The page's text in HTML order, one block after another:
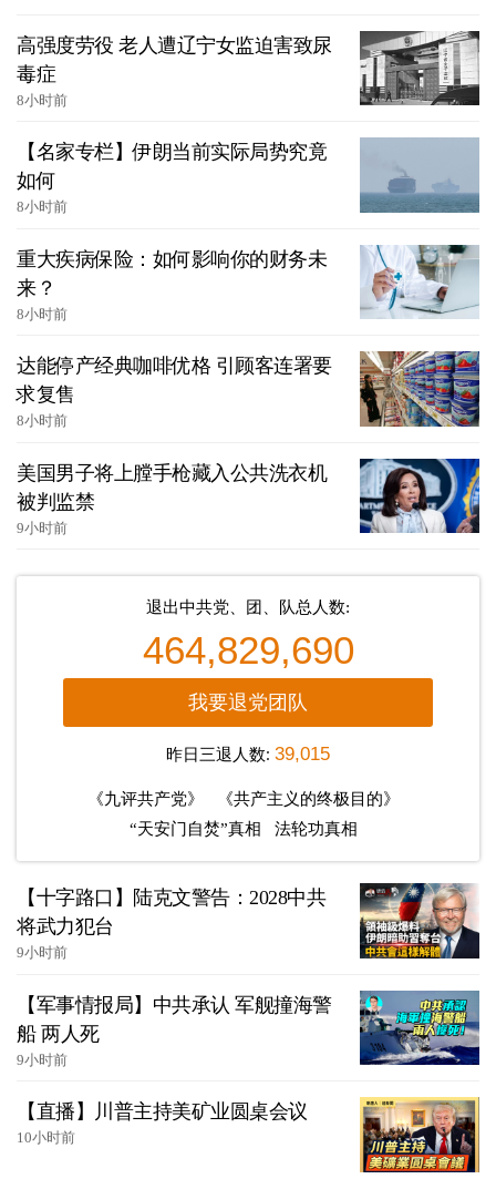
高强度劳役 老人遭辽宁女监迫害致尿
毒症
8小时前
【名家专栏】伊朗当前实际局势究竟
如何
8小时前
重大疾病保险：如何影响你的财务未
来？
8小时前
达能停产经典咖啡优格 引顾客连署要
求复售
8小时前
美国男子将上膛手枪藏入公共洗衣机
被判监禁
9小时前
退出中共党、团、队总人数:
464,829,690
我要退党团队
昨日三退人数: 39,015
《九评共产党》
《共产主义的终极目的》
“天安门自焚”真相
法轮功真相
【十字路口】陆克文警告：2028中共
将武力犯台
9小时前
【军事情报局】中共承认 军舰撞海警
船 两人死
9小时前
【直播】川普主持美矿业圆桌会议
10小时前